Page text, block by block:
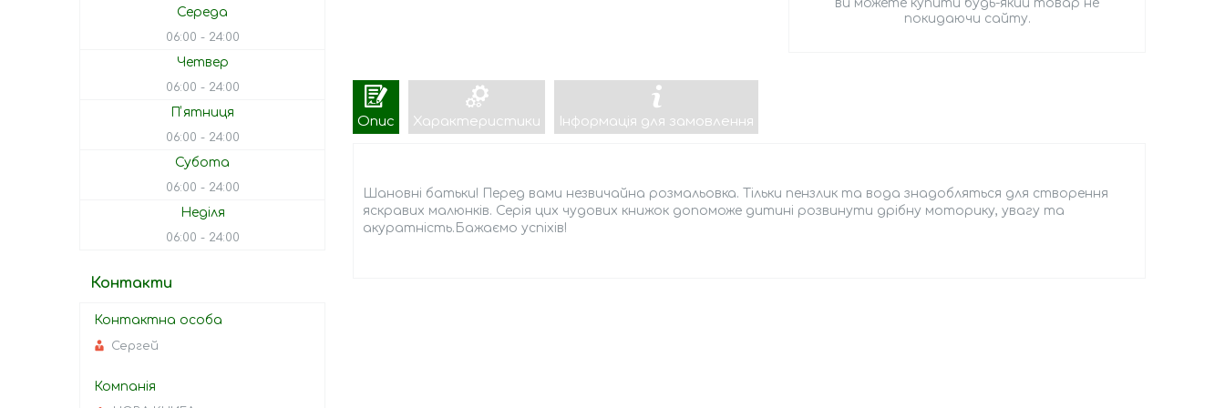
ви можете купити будь-який товар не
покидаючи сайту.
Опис Характеристики Інформація для замовлення
Шановні батьки! Перед вами незвичайна розмальовка. Тільки пензлик та вода знадобляться для створення
яскравих малюнків. Серія цих чудових книжок допоможе дитині розвинути дрібну моторику, увагу та
акуратність.Бажаємо успіхів!
Середа
06:00 24:00
Четвер
06:00 24:00
Пʼятниця
06:00 24:00
Субота
06:00 24:00
Неділя
06:00 24:00
Контакти
Сергей